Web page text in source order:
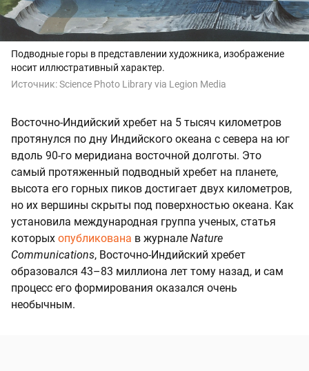
Подводные горы в представлении художника, изображение
носит иллюстративный характер.
Источник:Science Photo Library via Legion Media
Восточно-Индийский хребет на 5 тысяч километров
протянулся по дну Индийского океана с севера на юг
вдоль 90-го меридиана восточной долготы. Это
самый протяженный подводный хребет на планете,
высота его горных пиков достигает двух километров,
но их вершины скрыты под поверхностью океана. Как
установила международная группа ученых, статья
которых опубликована в журнале Nature
Communications, Восточно-Индийский хребет
образовался 43–83 миллиона лет тому назад, и сам
процесс его формирования оказался очень
необычным.